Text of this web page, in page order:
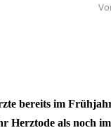
bereits im
Herztode als noch